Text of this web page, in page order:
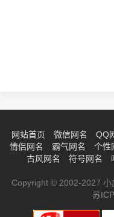
网站首页 微信网名 QQ
情侣网名
霸气网名 个性
古风网名
符号网名
Copyright © 2002-2027
苏